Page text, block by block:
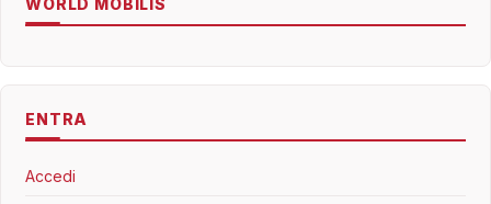
WORLD MOBILIS
ENTRA
Accedi